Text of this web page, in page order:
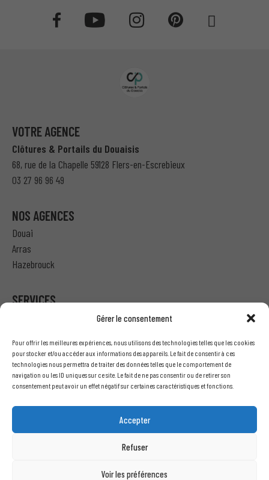
Gérer le consentement
Pour offrir les meilleures expériences, nous utilisons des technologies telles que les cookies
pour stocker et/ou accéder aux informations des appareils. Le fait de consentir à ces
technologies nous permettra de traiter des données telles que le comportement de
navigation ou les ID uniques sur ce site. Le fait de ne pas consentir ou de retirer son
consentement peut avoir un effet négatif sur certaines caractéristiques et fonctions.
Accepter
Refuser
Voir les préférences
VOTRE AGENCE
Clôtures & Portails du Douaisis
68, rue de la Chapelle 59128 Flers-en-Escrebieux
03 27 96 96 49
NOS AGENCES
Douai
Arras
Hazebrouck
SERVICES
Professionnel – J’ai besoin d’un devis
Nous écrire
Recrutement
INFORMATIONS LÉGALES
Politique de confidentialité